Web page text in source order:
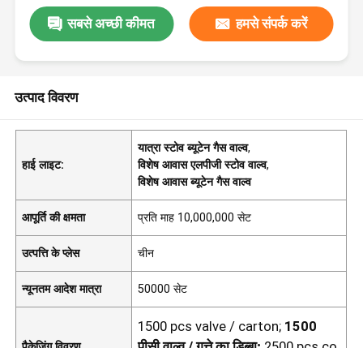
सबसे अच्छी कीमत हमसे संपर्क करें
उत्पाद विवरण
हाई लाइट:
यात्रा स्टोव ब्यूटेन गैस वाल्व,
विशेष आवास एलपीजी स्टोव वाल्व,
विशेष आवास ब्यूटेन गैस वाल्व
आपूर्ति की क्षमता प्रति माह 10,000,000 सेट
उत्पत्ति के प्लेस चीन
न्यूनतम आदेश मात्रा 50000 सेट
1500 pcs valve / carton; 1500